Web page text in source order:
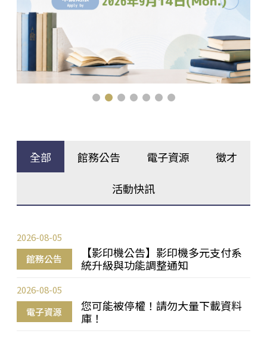
全部 館務公告 電子資源 徵才
活動快訊
館務公告
【影印機公告】影印機多元支付系
統升級與功能調整通知
2026-08-05
電子資源
您可能被停權！請勿大量下載資料
庫！
2026-08-05